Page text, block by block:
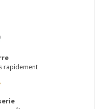
rapidement